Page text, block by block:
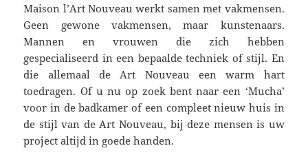
Maison l’Art Nouveau werkt samen met vakmensen.
Geen gewone vakmensen, maar kunstenaars.
Mannen en vrouwen die zich hebben
gespecialiseerd in een bepaalde techniek of stijl. En
die allemaal de Art Nouveau een warm hart
toedragen. Of u nu op zoek bent naar een ‘Mucha’
voor in de badkamer of een compleet nieuw huis in
de stijl van de Art Nouveau, bij deze mensen is uw
project altijd in goede handen.